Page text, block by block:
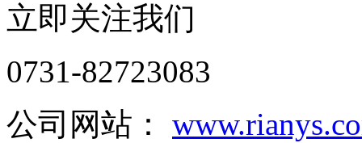
立即关注我们
0731-82723083
公司网站：